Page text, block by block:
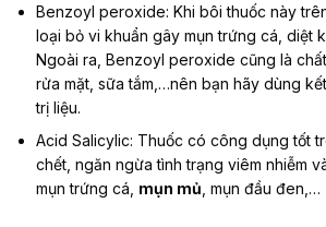
Benzoyl peroxide: Khi bôi thuốc này
loại bỏ vi khuẩn gây mụn trứng cá, diệt
Ngoài ra, Benzoyl peroxide cũng là
rửa mặt, sữa tắm,…nên bạn hãy dùng
trị liệu.
Acid Salicylic: Thuốc có công dụng tốt
chết, ngăn ngừa tình trạng viêm nhiễm
mụn trứng cá, mụn mủ , mụn đầu đen,…